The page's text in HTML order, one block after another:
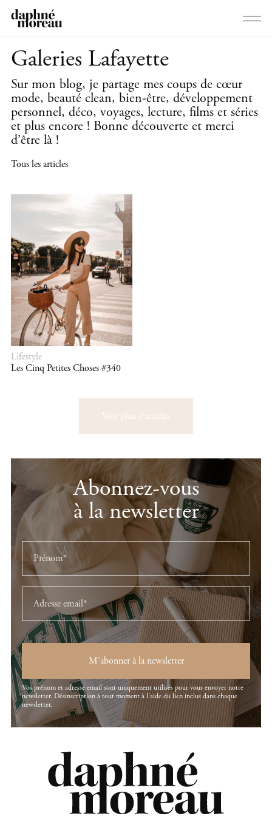
Galeries Lafayette
Sur mon blog, je partage mes coups de cœur
mode, beauté clean, bien-être, développement
personnel, déco, voyages, lecture, films et séries
et plus encore ! Bonne découverte et merci
d’être là !
Tous les articles
Lifestyle
Les Cinq Petites Choses #340
Voir plus d'articles
Abonnez-vous
à la newsletter
M'abonner à la newsletter
Vos prénom et adresse email sont uniquement utilisés pour vous envoyer notre
newsletter. Désinscription à tout moment à l'aide du lien inclus dans chaque
newsletter.